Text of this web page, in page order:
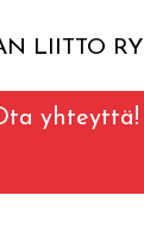
LIITTO RY
yhteyttä!